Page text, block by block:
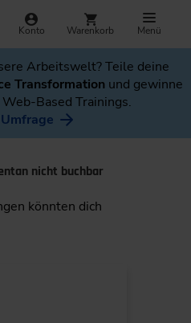
Konto Warenkorb Menü
Arbeitswelt? Teile deine
Transformation und gewinne
Based Trainings.
nicht buchbar
könnten dich